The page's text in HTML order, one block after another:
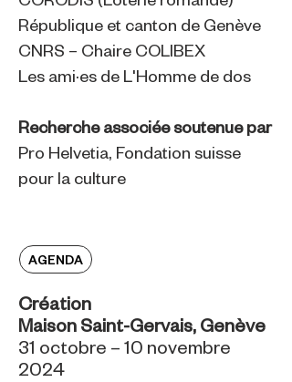
République et canton de Genève
CNRS – Chaire COLIBEX
Les ami·es de L'Homme de dos
Recherche associée soutenue par
Pro Helvetia, Fondation suisse
pour la culture
AGENDA
Création
Maison Saint-Gervais, Genève
31 octobre – 10 novembre
2024